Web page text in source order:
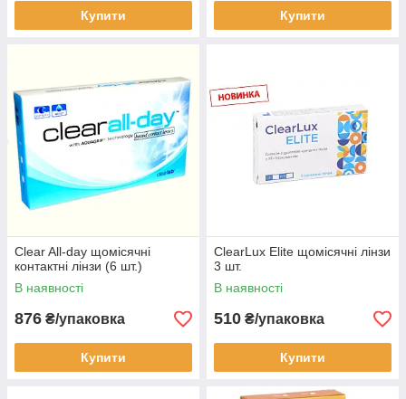
Купити Купити
Clear All-day щомісячні
контактні лінзи (6 шт.)
В наявності
876 ₴/упаковка
Купити
ClearLux Elite щомісячні лінзи
3 шт.
В наявності
510 ₴/упаковка
Купити